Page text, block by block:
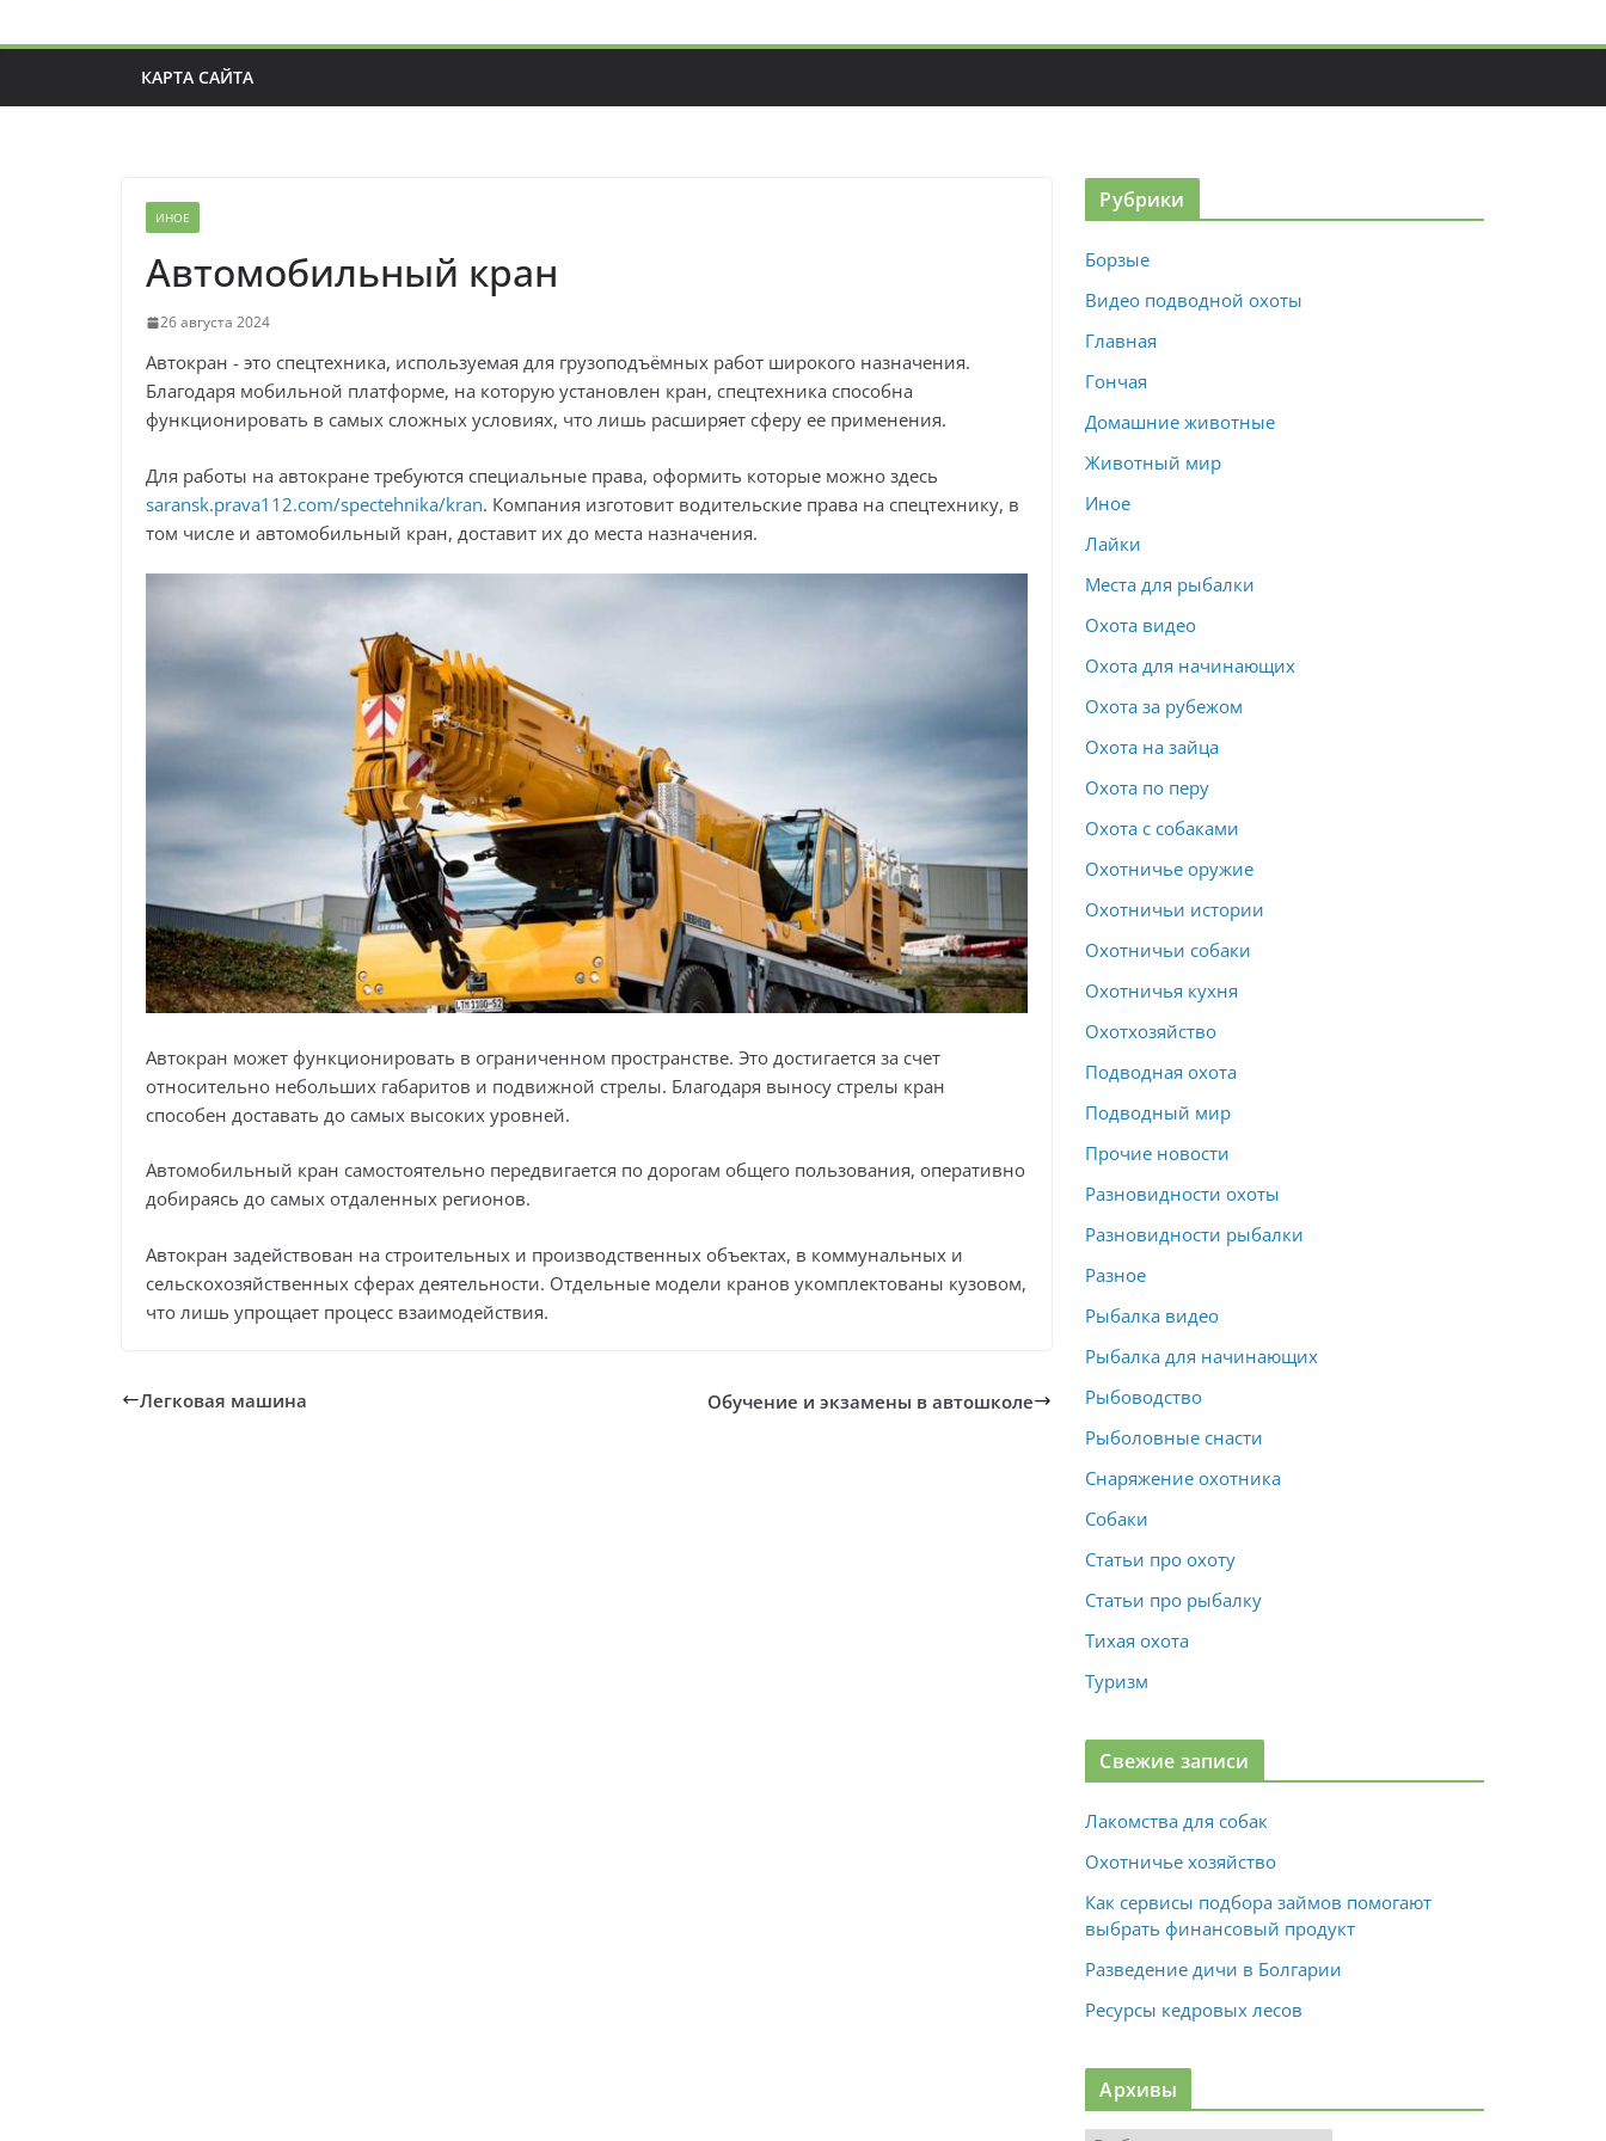
КАРТА САЙТА
ИНОЕ
Автомобильный кран
26 августа 2024
Автокран - это спецтехника, используемая для грузоподъёмных работ широкого назначения.
Благодаря мобильной платформе, на которую установлен кран, спецтехника способна
функционировать в самых сложных условиях, что лишь расширяет сферу ее применения.
Для работы на автокране требуются специальные права, оформить которые можно здесь
saransk.prava112.com/spectehnika/kran. Компания изготовит водительские права на спецтехнику, в
том числе и автомобильный кран, доставит их до места назначения.
Автокран может функционировать в ограниченном пространстве. Это достигается за счет
относительно небольших габаритов и подвижной стрелы. Благодаря выносу стрелы кран
способен доставать до самых высоких уровней.
Автомобильный кран самостоятельно передвигается по дорогам общего пользования, оперативно
добираясь до самых отдаленных регионов.
Автокран задействован на строительных и производственных объектах, в коммунальных и
сельскохозяйственных сферах деятельности. Отдельные модели кранов укомплектованы кузовом,
что лишь упрощает процесс взаимодействия.
Легковая машина Обучение и экзамены в автошколе
Рубрики
Борзые
Видео подводной охоты
Главная
Гончая
Домашние животные
Животный мир
Иное
Лайки
Места для рыбалки
Охота видео
Охота для начинающих
Охота за рубежом
Охота на зайца
Охота по перу
Охота с собаками
Охотничье оружие
Охотничьи истории
Охотничьи собаки
Охотничья кухня
Охотхозяйство
Подводная охота
Подводный мир
Прочие новости
Разновидности охоты
Разновидности рыбалки
Разное
Рыбалка видео
Рыбалка для начинающих
Рыбоводство
Рыболовные снасти
Снаряжение охотника
Собаки
Статьи про охоту
Статьи про рыбалку
Тихая охота
Туризм
Свежие записи
Лакомства для собак
Охотничье хозяйство
Как сервисы подбора займов помогают
выбрать финансовый продукт
Разведение дичи в Болгарии
Ресурсы кедровых лесов
Архивы